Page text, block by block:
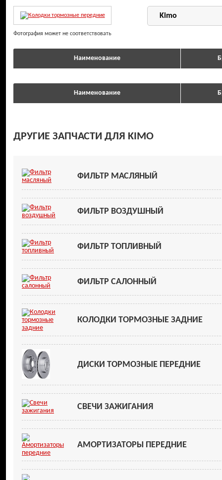
Фотография может не соответствовать
Наименование
Наименование
ДРУГИЕ ЗАПЧАСТИ ДЛЯ KIMO
ФИЛЬТР МАСЛЯНЫЙ
ФИЛЬТР ВОЗДУШНЫЙ
ФИЛЬТР ТОПЛИВНЫЙ
ФИЛЬТР САЛОННЫЙ
КОЛОДКИ ТОРМОЗНЫЕ ЗАДНИЕ
ДИСКИ ТОРМОЗНЫЕ ПЕРЕДНИЕ
СВЕЧИ ЗАЖИГАНИЯ
АМОРТИЗАТОРЫ ПЕРЕДНИЕ